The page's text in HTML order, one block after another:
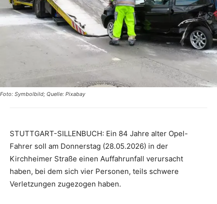
Foto: Symbolbild; Quelle: Pixabay
STUTTGART-SILLENBUCH: Ein 84 Jahre alter Opel-
Fahrer soll am Donnerstag (28.05.2026) in der
Kirchheimer Straße einen Auffahrunfall verursacht
haben, bei dem sich vier Personen, teils schwere
Verletzungen zugezogen haben.